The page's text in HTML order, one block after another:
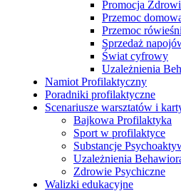
Promocja
Przemoc
Przemoc
Sprzedaż
Świat cyfrowy
Uzależnienia
Namiot Profilaktyczny
Poradniki profilaktyczne
Scenariusze warsztatów i
Bajkowa Profilaktyka
Sport w profilaktyce
Substancje
Uzależnienia
Zdrowie Psychiczne
Walizki edukacyjne